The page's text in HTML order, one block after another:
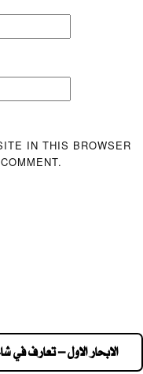
IN THIS BROWSER
navigation
الابحار الاول – تعارف في